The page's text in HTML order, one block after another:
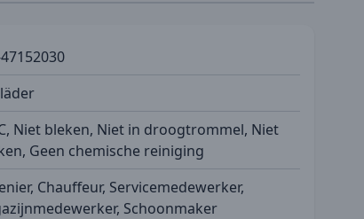
Niet bleken, Niet in droogtrommel, Niet
Geen chemische reiniging
Chauffeur, Servicemedewerker,
Schoonmaker